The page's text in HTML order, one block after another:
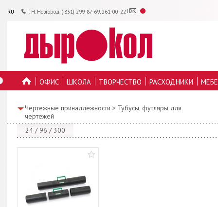
RU г. Н. Новгород ( 831) 299-87-69, 261-00-22
ОФИС ШКОЛА ТВОРЧЕСТВО РАСХОДНИКИ
Чертежные принадлежности > Тубусы, футляры для
чертежей
24 / 96 / 300